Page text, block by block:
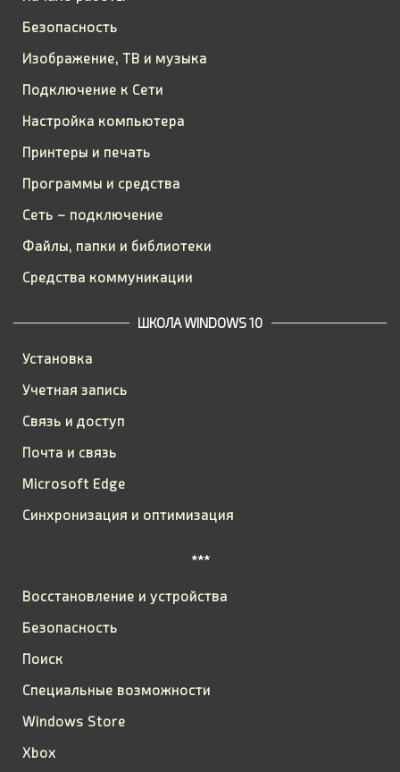
Безопасность
Изображение, ТВ и музыка
Подключение к Сети
Настройка компьютера
Принтеры и печать
Программы и средства
Сеть – подключение
Файлы, папки и библиотеки
Средства коммуникации
ШКОЛА WINDOWS 10
Установка
Учетная запись
Связь и доступ
Почта и связь
Microsoft Edge
Синхронизация и оптимизация
***
Восстановление и устройства
Безопасность
Поиск
Специальные возможности
Windows Store
Xbox